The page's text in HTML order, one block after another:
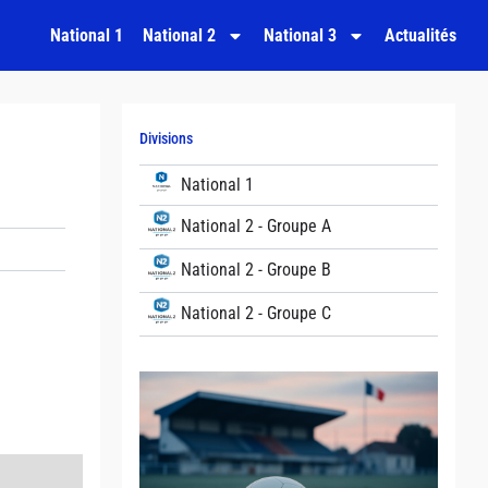
National 1 National 2 National 3 Actualités
Divisions
National 1
National 2 - Groupe A
National 2 - Groupe B
National 2 - Groupe C